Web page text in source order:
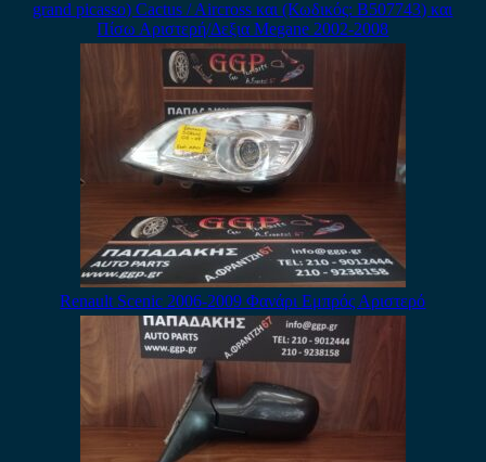
grand picasso) Cactus / Aircross και (Κωδικός: B507743) και
Πίσω Αριστερή/Δεξια Megane 2002-2008
Renault Scenic 2006-2009 Φανάρι Εμπρός Αριστερό